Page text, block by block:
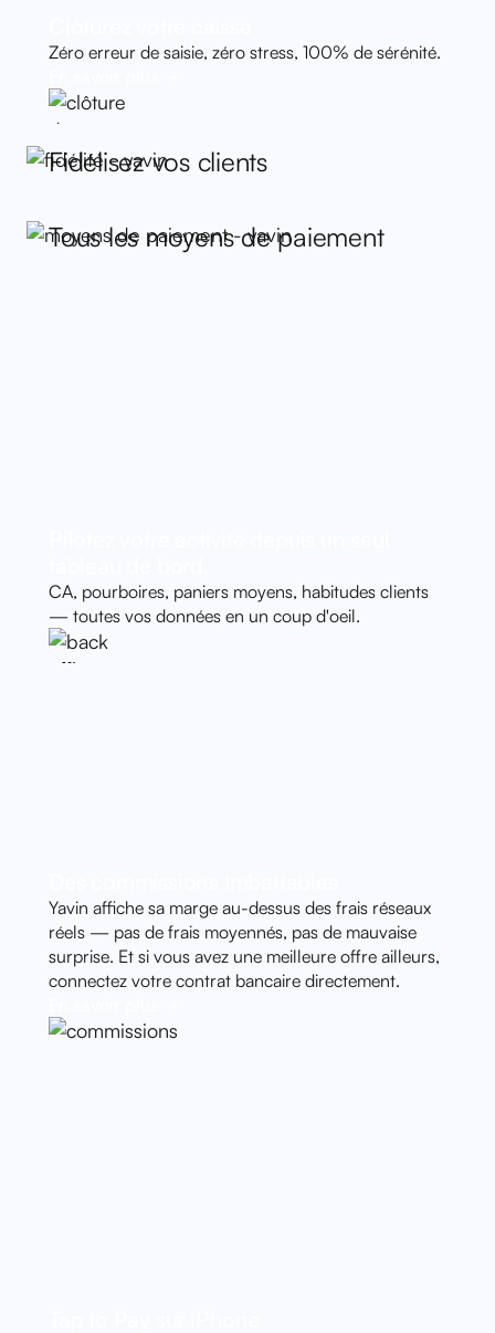
Zéro erreur de saisie, zéro stress, 100% de sérénité.
Fidélisez vos clients
Tous les moyens de paiement
CA, pourboires, paniers moyens, habitudes clients
— toutes vos données en un coup d'oeil.
Yavin affiche sa marge au-dessus des frais réseaux
réels — pas de frais moyennés, pas de mauvaise
surprise. Et si vous avez une meilleure offre ailleurs,
connectez votre contrat bancaire directement.